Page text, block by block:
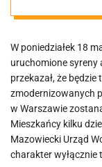
W poniedziałek 18
uruchomione syreny
przekazał, że
zmodernizowanych
w Warszawie
Mieszkańcy kilku
Mazowiecki Urząd
charakter wyłącznie